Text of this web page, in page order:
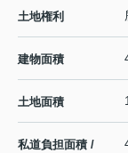
土地権利
建物面積
土地面積
私道負担面積 /